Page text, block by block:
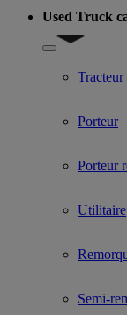
Used Truck
Show
Tracteur
Porteur
Porteur
Utilitaire
Semi-